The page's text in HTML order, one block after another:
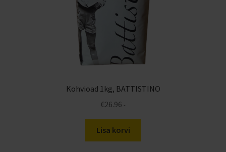
Kohvioad 1kg, BATTISTINO
€26.96 -
Lisa korvi